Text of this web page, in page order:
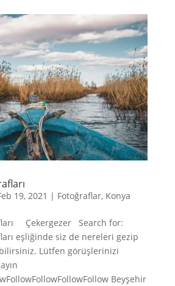
19, 2021 | Fotoğraflar, Konya
Çekergezer Search for:
eşliğinde siz de nereleri gezip
Lütfen görüşlerinizi
Beyşehir